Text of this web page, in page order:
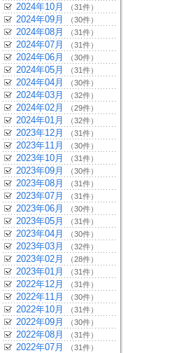
2024年10月 （31件）
2024年09月 （30件）
2024年08月 （31件）
2024年07月 （31件）
2024年06月 （30件）
2024年05月 （31件）
2024年04月 （30件）
2024年03月 （32件）
2024年02月 （29件）
2024年01月 （32件）
2023年12月 （31件）
2023年11月 （30件）
2023年10月 （31件）
2023年09月 （30件）
2023年08月 （31件）
2023年07月 （31件）
2023年06月 （30件）
2023年05月 （31件）
2023年04月 （30件）
2023年03月 （32件）
2023年02月 （28件）
2023年01月 （31件）
2022年12月 （31件）
2022年11月 （30件）
2022年10月 （31件）
2022年09月 （30件）
2022年08月 （31件）
2022年07月 （31件）